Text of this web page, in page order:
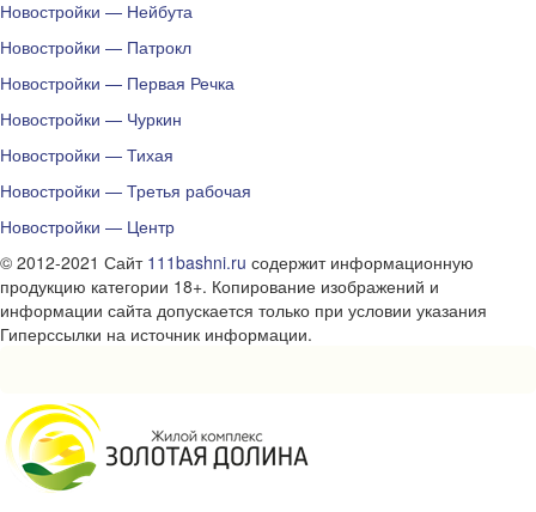
Новостройки — Нейбута
Новостройки — Патрокл
Новостройки — Первая Речка
Новостройки — Чуркин
Новостройки — Тихая
Новостройки — Третья рабочая
Новостройки — Центр
© 2012-2021 Сайт 111bashni.ru содержит информационную
продукцию категории 18+. Копирование изображений и
информации сайта допускается только при условии указания
Гиперссылки на источник информации.